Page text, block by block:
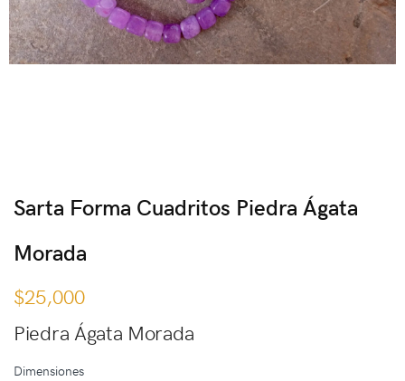
Sarta Forma Cuadritos Piedra Ágata
Morada
$25,000
Piedra Ágata Morada
Dimensiones